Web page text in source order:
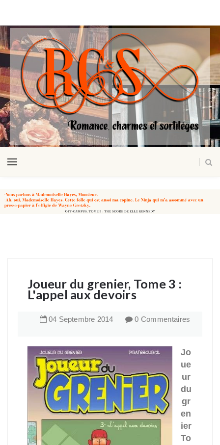
Joueur du grenier, Tome 3 :
L'appel aux devoirs
04 Septembre 2014 0 Commentaires
Jo
ue
ur
du
gr
en
ier
To